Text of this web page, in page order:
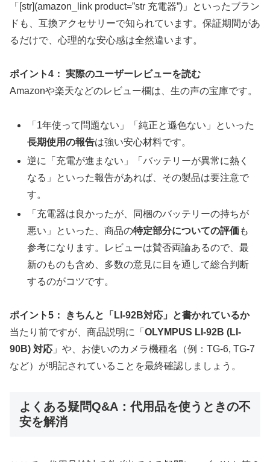
「[str](amazon_link product=”str 充電器”)」といったブラン
ドも、互換アクセサリーで知られています。保証期間があ
るだけで、心理的な安心感は全然違います。
ポイント4： 実際のユーザーレビューを読む
Amazonや楽天などのレビュー欄は、生の声の宝庫です。
「1年使って問題ない」「純正と遜色ない」といった
長期使用の報告は強い安心材料です。
逆に「充電が進まない」「バッテリーが異常に熱く
なる」といった報告があれば、その製品は要注意で
す。
「充電器は良かったが、同梱のバッテリーの持ちが
悪い」といった、商品の特定部分についての評価も
参考になります。レビューは賛否両論あるので、最
新のものも含め、多数の意見に目を通して総合判断
するのがコツです。
ポイント5： きちんと「LI-92B対応」と書かれているか
当たり前ですが、商品説明に「 OLYMPUS LI-92B (LI-
90B) 対応 」や、お使いのカメラ機種名（例：TG-6, TG-7
など）が明記されていることを最終確認しましょう。
よくある疑問Q&A：代用品を使うときの不
安を解消